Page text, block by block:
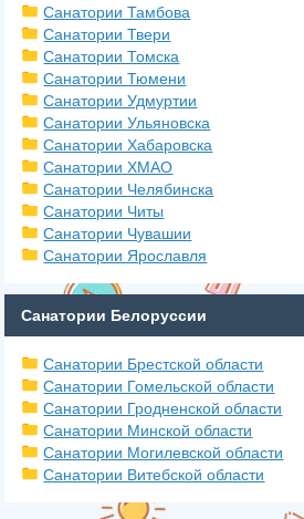
Санатории Тамбова
Санатории Твери
Санатории Томска
Санатории Тюмени
Санатории Удмуртии
Санатории Ульяновска
Санатории Хабаровска
Санатории ХМАО
Санатории Челябинска
Санатории Читы
Санатории Чувашии
Санатории Ярославля
Санатории Белоруссии
Санатории Брестской области
Санатории Гомельской области
Санатории Гродненской области
Санатории Минской области
Санатории Могилевской области
Санатории Витебской области